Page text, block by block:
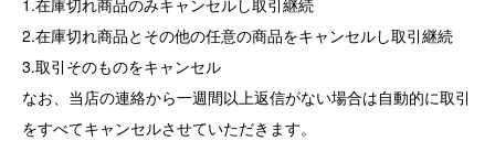
1.在庫切れ商品のみキャンセルし取引継続
2.在庫切れ商品とその他の任意の商品をキャンセルし取引継続
3.取引そのものをキャンセル
なお、当店の連絡から一週間以上返信がない場合は自動的に取引
をすべてキャンセルさせていただきます。